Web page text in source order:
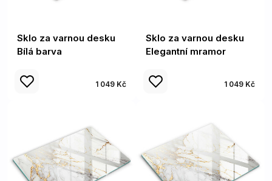
Sklo za varnou desku
Bílá barva
1 049 Kč
Sklo za varnou desku
Elegantní mramor
1 049 Kč